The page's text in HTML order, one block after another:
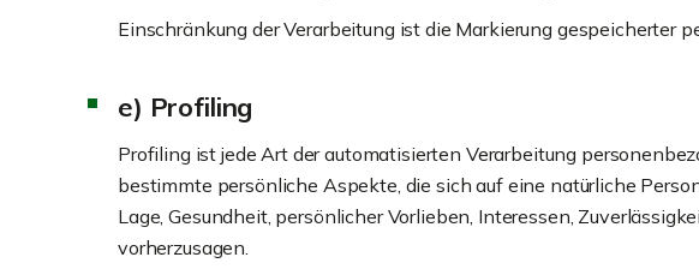
Einschränkung der Verarbeitung ist die Markierung gespeicherter
e) Profiling
Profiling ist jede Art der automatisierten Verarbeitung
bestimmte persönliche Aspekte, die sich auf eine natürliche
Lage, Gesundheit, persönlicher Vorlieben, Interessen,
vorherzusagen.